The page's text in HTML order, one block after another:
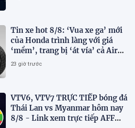
Tin xe hot 8/8: ‘Vua xe ga’ mới
của Honda trình làng với giá
‘mềm’, trang bị ‘át vía’ cả Air
Blade và SH
23 giờ trước
VTV6, VTV7 TRỰC TIẾP bóng đá
Thái Lan vs Myanmar hôm nay
8/8 - Link xem trực tiếp AFF